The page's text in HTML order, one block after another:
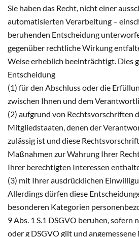
Sie haben das Recht, nicht einer
automatisierten Verarbeitung –
beruhenden Entscheidung
gegenüber rechtliche Wirkung
Weise erheblich beeinträchtigt. Dies
Entscheidung
(1) für den Abschluss oder die
zwischen Ihnen und dem
(2) aufgrund von Rechtsvorschriften
Mitgliedstaaten, denen der
zulässig ist und diese
Maßnahmen zur Wahrung Ihrer
Ihrer berechtigten Interessen
(3) mit Ihrer ausdrücklichen
Allerdings dürfen diese
besonderen Kategorien
9 Abs. 1 S.1 DSGVO beruhen, sofern
oder g DSGVO gilt und